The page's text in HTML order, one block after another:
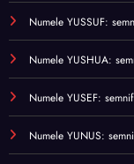
Numele YUSSUF:
Numele YUSHUA:
Numele YUSEF:
Numele YUNUS: